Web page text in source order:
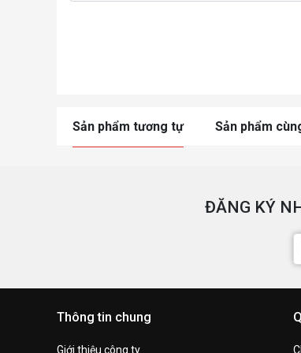
Sản phẩm tương tự Sản phẩm
ĐĂNG KÝ
Thông tin chung
Giới thiệu công ty